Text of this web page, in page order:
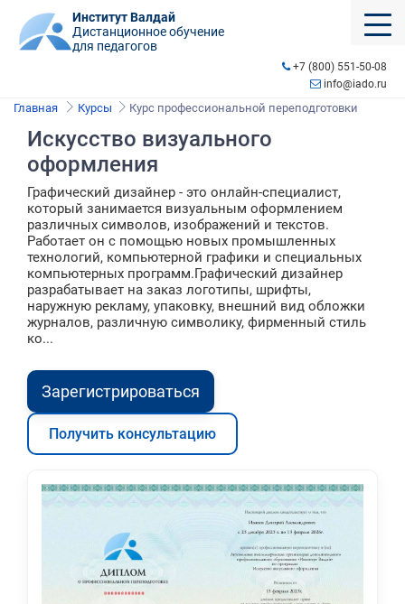
Институт Валдай
Дистанционное обучение
для педагогов
+7 (800) 551-50-08
info@iado.ru
Главная Курсы Курс профессиональной переподготовки
Искусство визуального
оформления
Графический дизайнер - это онлайн-специалист,
который занимается визуальным оформлением
различных символов, изображений и текстов.
Работает он с помощью новых промышленных
технологий, компьютерной графики и специальных
компьютерных программ.Графический дизайнер
разрабатывает на заказ логотипы, шрифты,
наружную рекламу, упаковку, внешний вид обложки
журналов, различную символику, фирменный стиль
ко...
Зарегистрироваться
Получить консультацию